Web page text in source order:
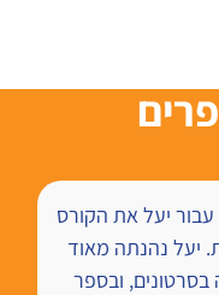
עבור יעל את הקורס
יעל נהנתה מאוד
ובספר